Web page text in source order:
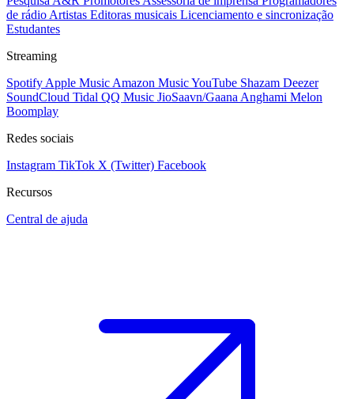
de rádio Artistas Editoras musicais Licenciamento e sincronização
Estudantes
Streaming
Spotify Apple Music Amazon MusicYouTube Shazam Deezer
SoundCloud Tidal QQ Music JioSaavn/Gaana Anghami Melon
Boomplay
Redes sociais
Instagram TikTok X (Twitter) Facebook
Recursos
Central de ajuda